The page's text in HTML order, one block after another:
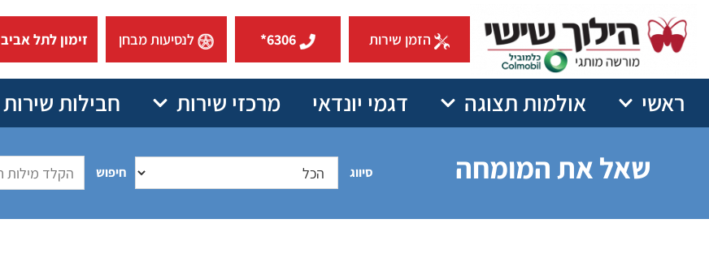
הזמן שירות 6306* לנסיעות מבחן זימון לתל אביב
ראשי אולמות תצוגה דגמי יונדאי מרכזי שירות חבילות שירות
שאל את המומחה סיווג חיפוש